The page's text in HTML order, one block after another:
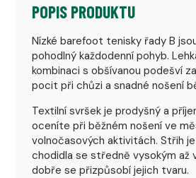
POPIS PRODUKTU
Nízké barefoot tenisky řady B
pohodlný každodenní pohyb.
kombinaci s obšívanou podešví
pocit při chůzi a snadné nošení
Textilní svršek je prodyšný a
oceníte při běžném nošení ve
volnočasových aktivitách. Střih
chodidla se středně vysokým až
dobře se přizpůsobí jejich tvaru.